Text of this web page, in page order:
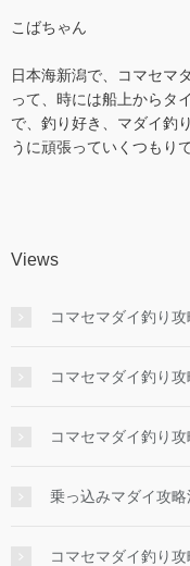
こばちゃん
日本海新潟で、コマセマ
って、時には船上からタ
で、釣り好き、マダイ釣
うに頑張っていくつもりで
Views
コマセマダイ釣り
コマセマダイ釣り
コマセマダイ釣り
乗っ込みマダイ攻略
コマセマダイ釣り